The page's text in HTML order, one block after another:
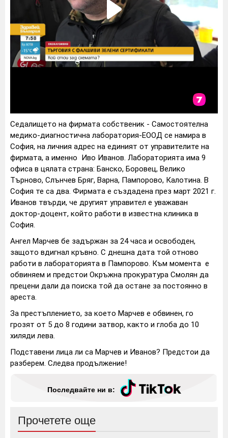
Седалището на фирмата собственик - Самостоятелна
медико-диагностична лаборатория-ЕООД се намира в
София, на личния адрес на единият от управителите на
фирмата, а именно Иво Иванов. Лабораторията има 9
офиса в цялата страна: Банско, Боровец, Велико
Търново, Слънчев Бряг, Варна, Пампорово, Калотина. В
София те са два. Фирмата е създадена през март 2021 г.
Иванов твърди, че другият управител е уважаван
доктор-доцент, който работи в известна клиника в
София.
Ангел Марчев бе задържан за 24 часа и освободен,
защото вдигнал кръвно. С днешна дата той отново
работи в лабораторията в Пампорово. Към момента е
обвиняем и предстои Окръжна прокуратура Смолян да
прецени дали да поиска той да остане за постоянно в
ареста.
За престъплението, за което Марчев е обвинен, го
грозят от 5 до 8 години затвор, както и глоба до 10
хиляди лева.
Подставени лица ли са Марчев и Иванов? Предстои да
разберем. Следва продължение!
Последвайте ни в:
Прочетете още